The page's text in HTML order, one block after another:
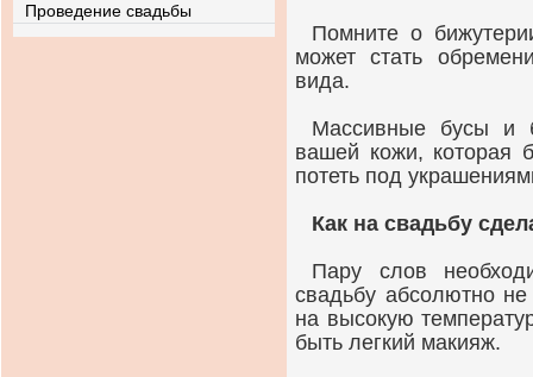
Помните о
может стать
вида.
Массивные бусы и
вашей кожи, которая
потеть под
Как на свадьбу
Пару слов
свадьбу абсолютно
на высокую
быть легкий макияж.
Проведение свадьбы